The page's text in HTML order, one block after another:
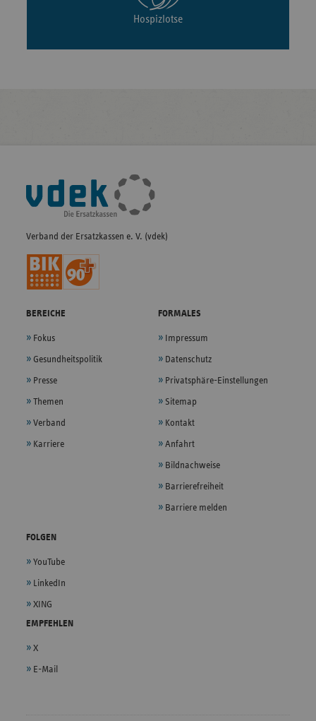
Hospizlotse
Fußleisten-
Navigation
Verband der Ersatzkassen e. V. (vdek)
BEREICHE
Fokus
Gesundheitspolitik
Presse
Themen
Verband
Karriere
FORMALES
Impressum
Datenschutz
Privatsphäre-Einstellungen
Sitemap
Kontakt
Anfahrt
Bildnachweise
Barrierefreiheit
Barriere melden
FOLGEN
YouTube
LinkedIn
XING
EMPFEHLEN
X
E-Mail